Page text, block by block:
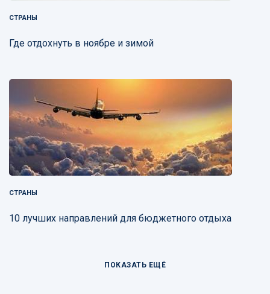
СТРАНЫ
Где отдохнуть в ноябре и зимой
СТРАНЫ
10 лучших направлений для бюджетного отдыха
ПОКАЗАТЬ ЕЩЁ